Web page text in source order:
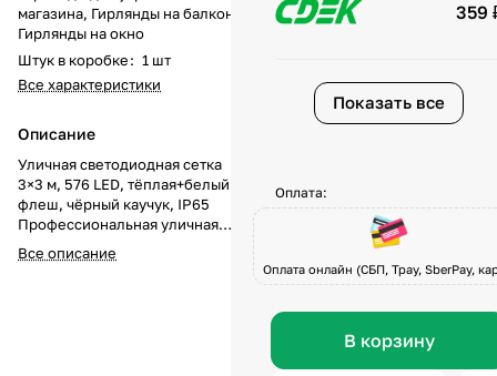
магазина, Гирлянды на балкон,
Гирлянды на окно
Штук в коробке: 1 шт
Все характеристики
Описание
Уличная светодиодная сетка
3×3 м, 576 LED, тёплая+белый
флеш, чёрный каучук, IP65
Профессиональная уличная
сетка 3×3 м с 576 светодиодами
тёплого свечения и белым
Все описание
359
Показать все
Оплата:
Оплата онлайн (СБП, Tpay, SberPay,
В корзину